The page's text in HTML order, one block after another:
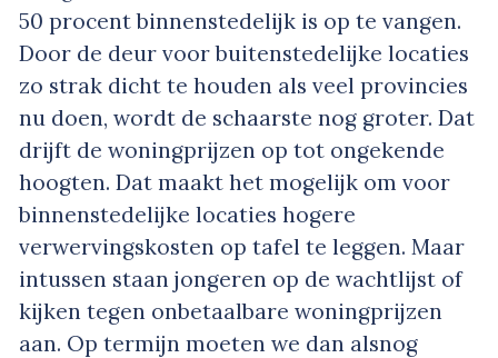
50 procent binnenstedelijk is op te vangen.
Door de deur voor buitenstedelijke locaties
zo strak dicht te houden als veel provincies
nu doen, wordt de schaarste nog groter. Dat
drijft de woningprijzen op tot ongekende
hoogten. Dat maakt het mogelijk om voor
binnenstedelijke locaties hogere
verwervingskosten op tafel te leggen. Maar
intussen staan jongeren op de wachtlijst of
kijken tegen onbetaalbare woningprijzen
aan. Op termijn moeten we dan alsnog